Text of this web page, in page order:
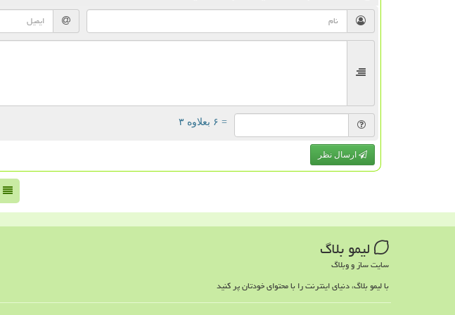
= ۶ بعلاوه ۳
ارسال نظر
لیمو بلاگ
سایت ساز و وبلاگ
با لیمو بلاگ، دنیای اینترنت را با محتوای خودتان پر کنید